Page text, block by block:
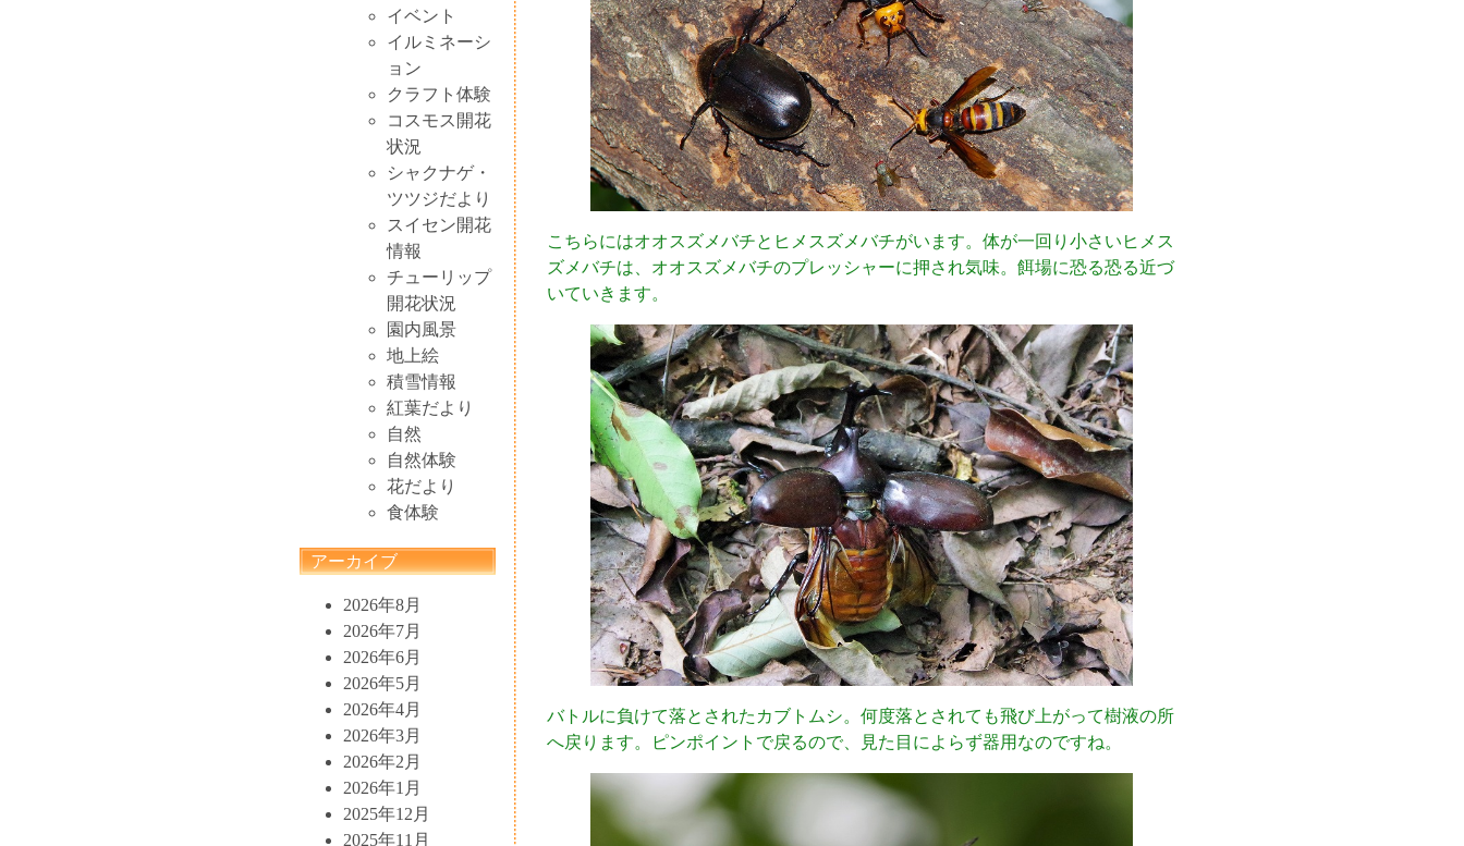
イベント
イルミネーシ
ョン
クラフト体験
コスモス開花
状況
シャクナゲ・
ツツジだより
スイセン開花
情報
チューリップ
開花状況
園内風景
地上絵
積雪情報
紅葉だより
自然
自然体験
花だより
食体験
アーカイブ
2026年8月
2026年7月
2026年6月
2026年5月
2026年4月
2026年3月
2026年2月
2026年1月
2025年12月
2025年11月
こちらにはオオスズメバチとヒメスズメバチがいます。体が一回り小さいヒメス
ズメバチは、オオスズメバチのプレッシャーに押され気味。餌場に恐る恐る近づ
いていきます。
バトルに負けて落とされたカブトムシ。何度落とされても飛び上がって樹液の所
へ戻ります。ピンポイントで戻るので、見た目によらず器用なのですね。